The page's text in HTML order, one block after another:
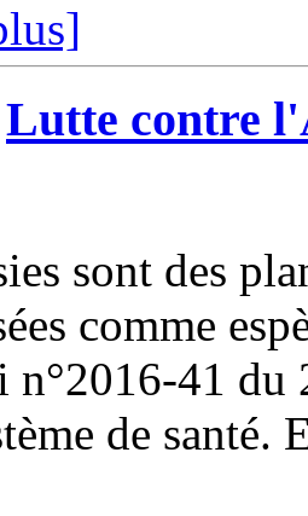
Lutte contre
sont des
comme
n°2016-41
de santé.